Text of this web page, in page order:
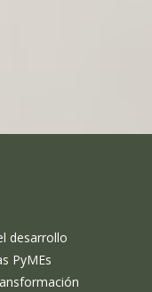
desarrollo
PyMEs